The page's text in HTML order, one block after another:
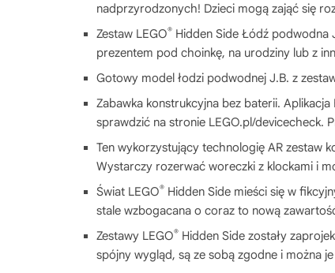
nadprzyrodzonych! Dzieci mogą zająć się
Zestaw LEGO® Hidden Side Łódź podwodna
prezentem pod choinkę, na urodziny lub z
Gotowy model łodzi podwodnej J.B. z
Zabawka konstrukcyjna bez baterii.
sprawdzić na stronie LEGO.pl/devicecheck.
Ten wykorzystujący technologię AR zestaw
Wystarczy rozerwać woreczki z klockami i
Świat LEGO® Hidden Side mieści się w
stale wzbogacana o coraz to nową
Zestawy LEGO® Hidden Side zostały
spójny wygląd, są ze sobą zgodne i można